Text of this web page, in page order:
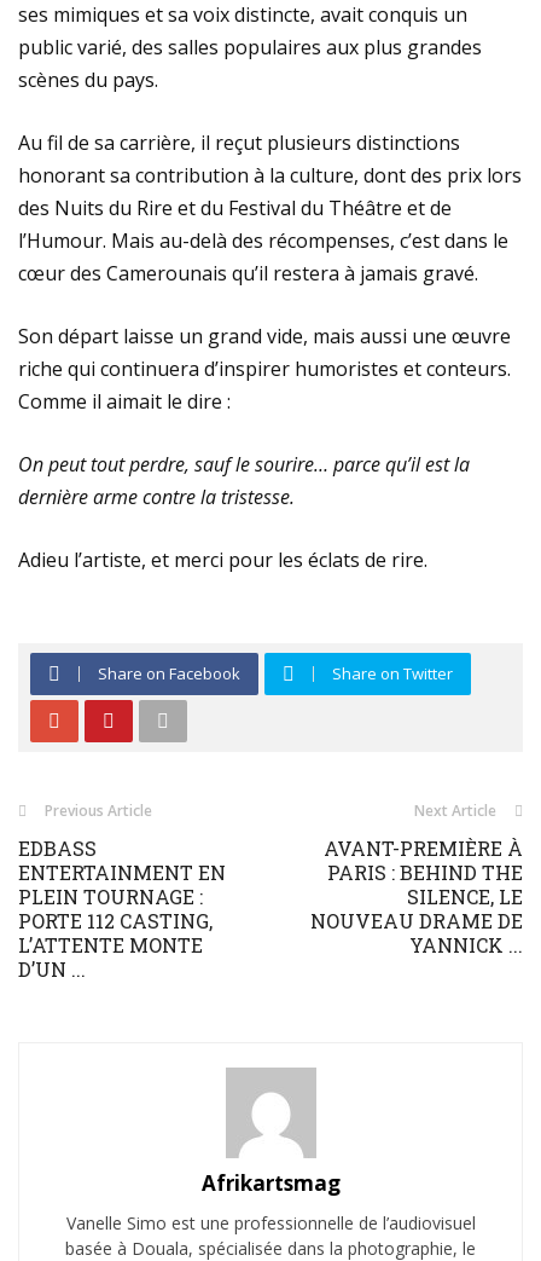
ses mimiques et sa voix distincte, avait conquis un
public varié, des salles populaires aux plus grandes
scènes du pays.
Au fil de sa carrière, il reçut plusieurs distinctions
honorant sa contribution à la culture, dont des prix lors
des Nuits du Rire et du Festival du Théâtre et de
l’Humour. Mais au-delà des récompenses, c’est dans le
cœur des Camerounais qu’il restera à jamais gravé.
Son départ laisse un grand vide, mais aussi une œuvre
riche qui continuera d’inspirer humoristes et conteurs.
Comme il aimait le dire :
On peut tout perdre, sauf le sourire… parce qu’il est la
dernière arme contre la tristesse.
Adieu l’artiste, et merci pour les éclats de rire.
Share on Facebook Share on Twitter
Previous Article
EDBASS
ENTERTAINMENT EN
PLEIN TOURNAGE :
PORTE 112 CASTING,
L’ATTENTE MONTE
D’UN ...
Next Article
AVANT-PREMIÈRE À
PARIS : BEHIND THE
SILENCE, LE
NOUVEAU DRAME DE
YANNICK ...
Afrikartsmag
Vanelle Simo est une professionnelle de l’audiovisuel
basée à Douala, spécialisée dans la photographie, le